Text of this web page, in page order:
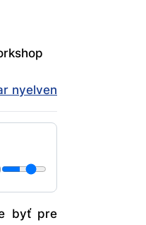
nyelven
byť pre